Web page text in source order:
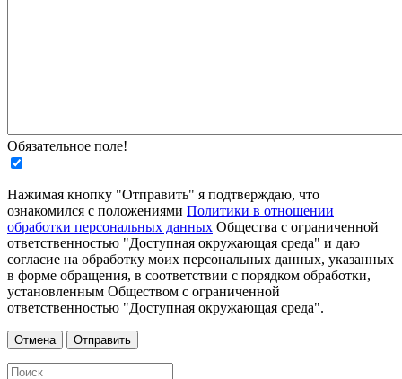
Обязательное поле!
Нажимая кнопку "Отправить" я подтверждаю, что
ознакомился с положениями Политики в отношении
обработки персональных данных Общества с ограниченной
ответственностью "Доступная окружающая среда" и даю
согласие на обработку моих персональных данных, указанных
в форме обращения, в соответствии с порядком обработки,
установленным Обществом с ограниченной
ответственностью "Доступная окружающая среда".